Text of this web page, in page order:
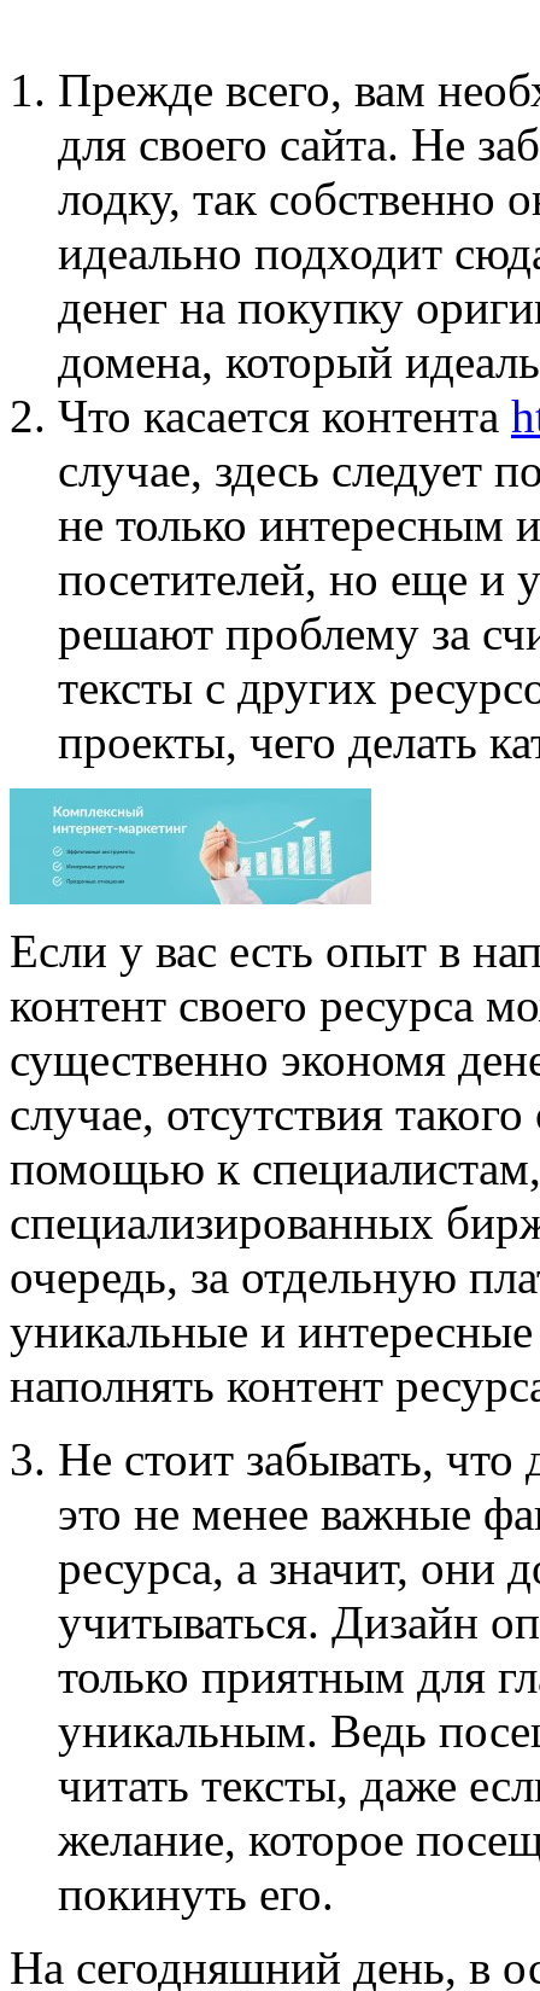
Прежде всего, вам
для своего сайта. Не
лодку, так собственно
идеально подходит
денег на покупку
домена, который
Что касается контента
случае, здесь следует
не только интересным
посетителей, но еще и
решают проблему за
тексты с других
проекты, чего делать
Если у вас есть опыт в
контент своего ресурса
существенно экономя
случае, отсутствия
помощью к
специализированных
очередь, за отдельную
уникальные и
наполнять контент
Не стоит забывать, что
это не менее важные
ресурса, а значит, они
учитываться. Дизайн
только приятным для
уникальным. Ведь
читать тексты, даже
желание, которое
покинуть его.
На сегодняшний день, в